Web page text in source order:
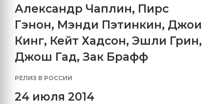
Александр Чаплин, Пирс
Гэнон, Мэнди Пэтинкин, Джои
Кинг, Кейт Хадсон, Эшли Грин,
Джош Гад, Зак Брафф
РЕЛИЗ В РОССИИ
24 июля 2014